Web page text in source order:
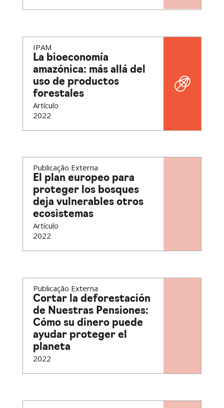
IPAM
La bioeconomía
amazónica: más allá del
uso de productos
forestales
Artículo
2022
Publicação Externa
El plan europeo para
proteger los bosques
deja vulnerables otros
ecosistemas
Artículo
2022
Publicação Externa
Cortar la deforestación
de Nuestras Pensiones:
Cómo su dinero puede
ayudar proteger el
planeta
2022